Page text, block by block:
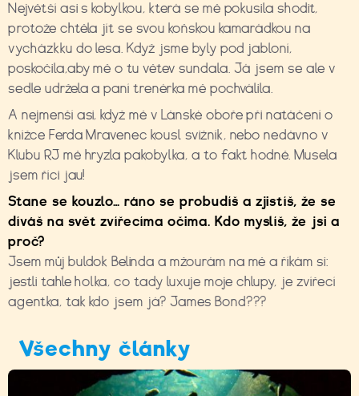
Největší asi s kobylkou, která se mě pokusila shodit,
protože chtěla jít se svou koňskou kamarádkou na
vycházkku do lesa. Když jsme byly pod jabloní,
poskočila,aby mě o tu větev sundala. Já jsem se ale v
sedle udržela a paní trenérka mě pochválila.
A nejmenší asi, když mě v Lánské oboře při natáčení o
knížce Ferda Mravenec kousl svižník, nebo nedávno v
Klubu RJ mě hryzla pakobylka, a to fakt hodně. Musela
jsem říci jau!
Stane se kouzlo… ráno se probudíš a zjistíš, že se
díváš na svět zvířecíma očima. Kdo myslíš, že jsi a
proč?
Jsem můj buldok Belinda a mžourám na mě a říkám si:
jestli tahle holka, co tady luxuje moje chlupy, je zvířecí
agentka, tak kdo jsem já? James Bond???
Všechny články